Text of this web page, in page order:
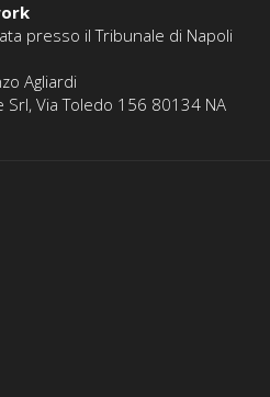
presso il Tribunale di Napoli
Agliardi
Srl, Via Toledo 156 80134 NA